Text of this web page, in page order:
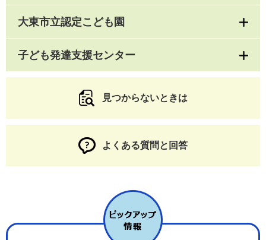
大東市立認定こども園
子ども発達支援センター
見つからないときは
よくある質問と回答